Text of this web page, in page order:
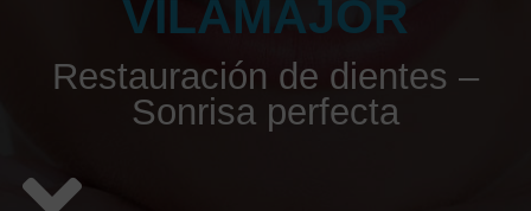
VILAMAJOR
Restauración de dientes –
Sonrisa perfecta